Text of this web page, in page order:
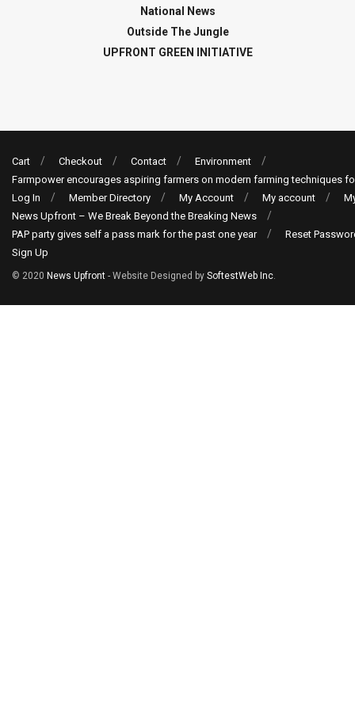
National News
Outside The Jungle
UPFRONT GREEN INITIATIVE
Cart Checkout Contact
Environment
Farmpower encourages aspiring farmers on modern farming techniques
Log In
Member Directory My Account My account
News Upfront – We Break Beyond the Breaking News
PAP party gives self a pass mark for the past one year
Reset
Sign Up
© 2020 News Upfront - Website Designed by SoftestWeb Inc.